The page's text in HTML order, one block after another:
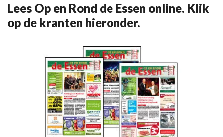
Lees Op en Rond de Essen online. Klik
op de kranten hieronder.